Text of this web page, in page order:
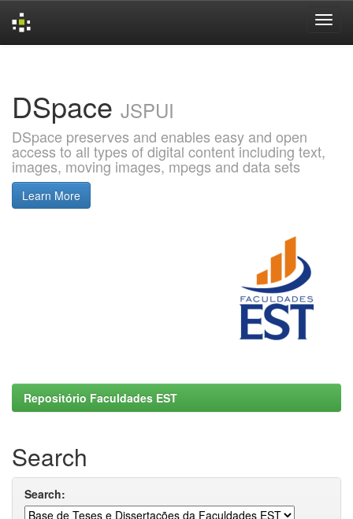
DSpace JSPUI
DSpace preserves and enables easy and open
access to all types of digital content including text,
images, moving images, mpegs and data sets
Learn More
Repositório Faculdades EST
Search
Search: